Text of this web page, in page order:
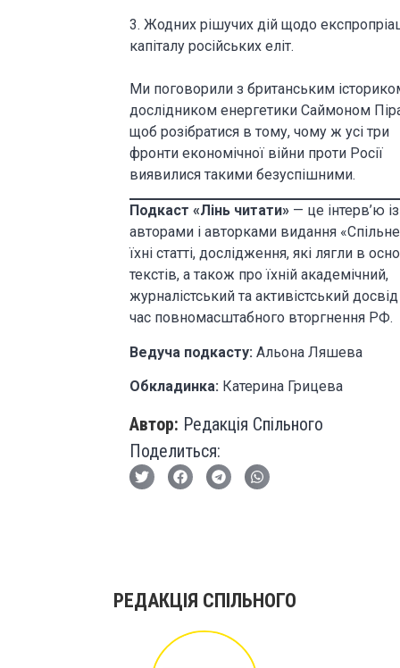
3. Жодних рішучих дій щодо
капіталу російських еліт.
Ми поговорили з британським
дослідником енергетики Саймоном
щоб розібратися в тому, чому ж усі три
фронти економічної війни проти Росії
виявилися такими безуспішними.
Подкаст «Лінь читати» — це інтерв’ю із
авторами і авторками видання
їхні статті, дослідження, які лягли в
текстів, а також про їхній академічний,
журналістський та активістський досвід
час повномасштабного вторгнення РФ.
Ведуча подкасту: Альона Ляшева
Обкладинка: Катерина Грицева
Автор: Редакція Спільного
Поделиться:
РЕДАКЦІЯ СПІЛЬНОГО